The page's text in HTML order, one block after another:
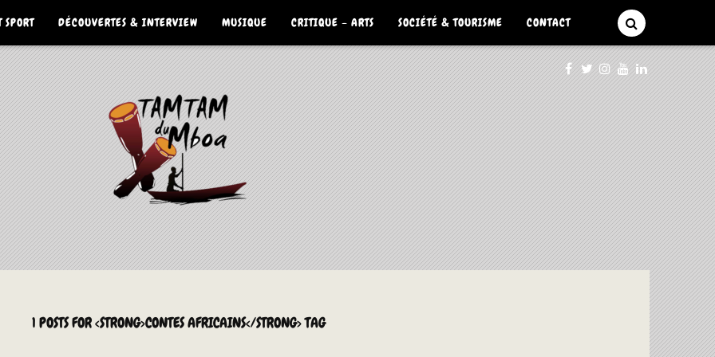
DÉCOUVERTES & INTERVIEW MUSIQUE CRITIQUE – ARTS SOCIÉTÉ & TOURISME CONTACT
1 POSTS FOR <STRONG>CONTES AFRICAINS</STRONG> TAG